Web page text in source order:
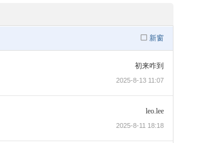
新窗
初来咋到
2025-8-13 11:07
leo.lee
2025-8-11 18:18